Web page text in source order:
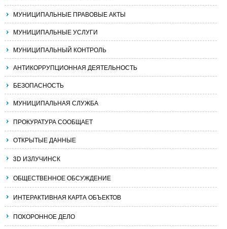
МУНИЦИПАЛЬНЫЕ ПРАВОВЫЕ АКТЫ
МУНИЦИПАЛЬНЫЕ УСЛУГИ
МУНИЦИПАЛЬНЫЙ КОНТРОЛЬ
АНТИКОРРУПЦИОННАЯ ДЕЯТЕЛЬНОСТЬ
БЕЗОПАСНОСТЬ
МУНИЦИПАЛЬНАЯ СЛУЖБА
ПРОКУРАТУРА СООБЩАЕТ
ОТКРЫТЫЕ ДАННЫЕ
3D ИЗЛУЧИНСК
ОБЩЕСТВЕННОЕ ОБСУЖДЕНИЕ
ИНТЕРАКТИВНАЯ КАРТА ОБЪЕКТОВ
ПОХОРОННОЕ ДЕЛО